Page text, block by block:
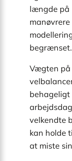
længde på
begrænset.
Vægten på
behageligt
velkendte
kan holde
at miste